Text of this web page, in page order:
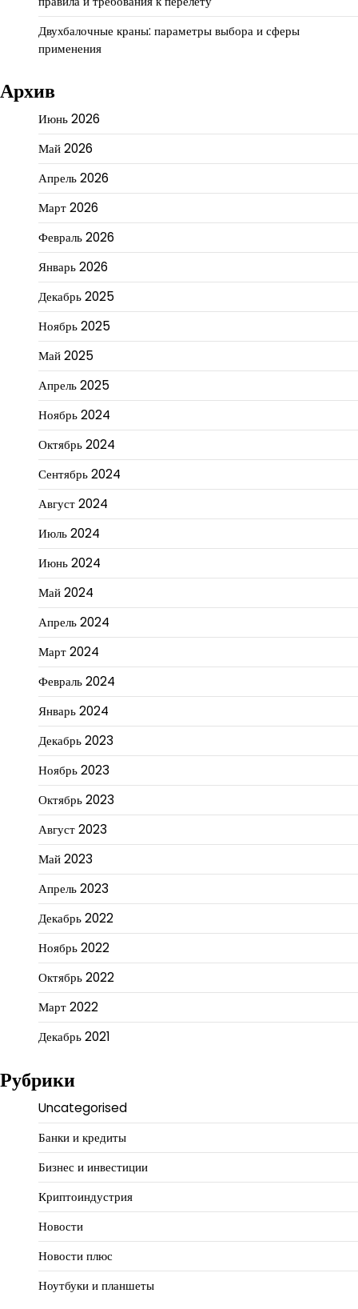
Двухбалочные краны: параметры выбора и сферы
применения
Архив
Июнь 2026
Май 2026
Апрель 2026
Март 2026
Февраль 2026
Январь 2026
Декабрь 2025
Ноябрь 2025
Май 2025
Апрель 2025
Ноябрь 2024
Октябрь 2024
Сентябрь 2024
Август 2024
Июль 2024
Июнь 2024
Май 2024
Апрель 2024
Март 2024
Февраль 2024
Январь 2024
Декабрь 2023
Ноябрь 2023
Октябрь 2023
Август 2023
Май 2023
Апрель 2023
Декабрь 2022
Ноябрь 2022
Октябрь 2022
Март 2022
Декабрь 2021
Рубрики
Uncategorised
Банки и кредиты
Бизнес и инвестиции
Криптоиндустрия
Новости
Новости плюс
Ноутбуки и планшеты